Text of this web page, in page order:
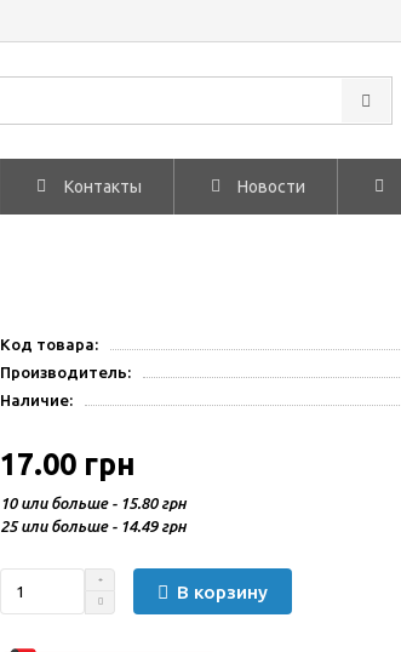
Контакты Новости
Код товара:
Производитель:
Наличие:
17.00 грн
10 или больше - 15.80 грн
25 или больше - 14.49 грн
В корзину